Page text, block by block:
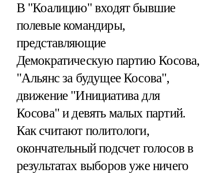
В "Коалицию" входят бывшие
полевые командиры,
представляющие
Демократическую партию Косова,
"Альянс за будущее Косова",
движение "Инициатива для
Косова" и девять малых партий.
Как считают политологи,
окончательный подсчет голосов в
результатах выборов уже ничего